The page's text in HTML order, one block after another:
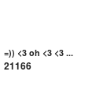
=)) <3 oh <3 <3 ...
21166